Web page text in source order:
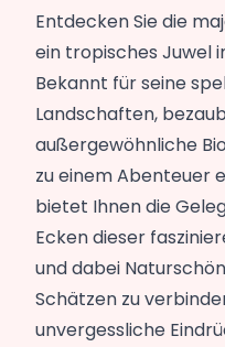
Entdecken Sie die
ein tropisches Juwel
Bekannt für seine
Landschaften,
außergewöhnliche
zu einem Abenteuer
bietet Ihnen die
Ecken dieser
und dabei
Schätzen zu
unvergessliche